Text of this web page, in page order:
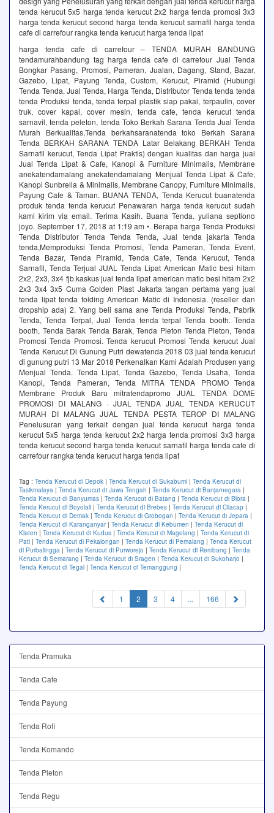
tenda kerucut 5x5 harga tenda kerucut 2x2 harga tenda promosi 3x3
harga tenda kerucut second harga tenda kerucut sarnafil harga tenda
cafe di carrefour rangka tenda kerucut harga tenda lipat
harga tenda cafe di carrefour – TENDA MURAH BANDUNG
tendamurahbandung tag harga tenda cafe di carrefour Jual Tenda
Bongkar Pasang, Promosi, Pameran, Jualan, Dagang, Stand, Bazar,
Gazebo, Lipat, Payung Tenda, Custom, Kerucut, Piramid (Hubungi
Tenda Tenda, Jual Tenda, Harga Tenda, Distributor Tenda tenda tenda
tenda Produksi tenda, tenda terpal plastik siap pakai, terpaulin, cover
truk, cover kapal, cover mesin, tenda cafe, tenda kerucut tenda
sarnavil, tenda peleton, tenda Toko Berkah Sarana Tenda Jual Tenda
Murah Berkualitas,Tenda berkahsaranatenda toko Berkah Sarana
Tenda BERKAH SARANA TENDA Latar Belakang BERKAH Tenda
Sarnafil kerucut, Tenda Lipat Praktis) dengan kualitas dan harga jual
Jual Tenda Lipat & Cafe, Kanopi & Furniture Minimalis, Membrane
anekatendamalang anekatendamalang Menjual Tenda Lipat & Cafe,
Kanopi Sunbrella & Minimalis, Membrane Canopy, Furniture Minimalis,
Payung Cafe & Taman. BUANA TENDA, Tenda Kerucut buanatenda
produk tenda tenda kerucut Penawaran harga tenda kerucut sudah
kami kirim via email. Terima Kasih. Buana Tenda. yuliana septiono
joyo. September 17, 2018 at 1:19 am •. Berapa harga Tenda Produksi
Tenda Distributor Tenda Tenda Tenda, Jual tenda jakarta Tenda
tenda,Memproduksi Tenda Promosi, Tenda Pameran, Tenda Event,
Tenda Bazar, Tenda Piramid, Tenda Cafe, Tenda Kerucut, Tenda
Sarnafil, Tenda Terjual JUAL Tenda Lipat American Matic besi hitam
2x2, 2x3, 3x4 fjb.kaskus jual tenda lipat american matic besi hitam 2x2
2x3 3x4 3x5 Cuma Golden Plast Jakarta tangan pertama yang jual
tenda lipat tenda folding American Matic di Indonesia. (reseller dan
dropship ada) 2. Yang beli sama ane Tenda Produksi Tenda, Pabrik
Tenda, Tenda Terpal, Jual Tenda tenda terpal Tenda booth. Tenda
booth, Tenda Barak Tenda Barak, Tenda Pleton Tenda Pleton, Tenda
Promosi Tenda Promosi. Tenda kerucut Promosi Tenda kerucut Jual
Tenda Kerucut Di Gunung Putri dewatenda 2018 03 jual tenda kerucut
di gunung putri 13 Mar 2018 Perkenalkan Kami Adalah Produsen yang
Menjual Tenda. Tenda Lipat, Tenda Gazebo, Tenda Usaha, Tenda
Kanopi, Tenda Pameran, Tenda MITRA TENDA PROMO Tenda
Membrane Produk Baru mitratendapromo JUAL TENDA DOME
PROMOSI DI MALANG · JUAL TENDA JUAL TENDA KERUCUT
MURAH DI MALANG JUAL TENDA PESTA TEROP DI MALANG
Penelusuran yang terkait dengan jual tenda kerucut harga tenda
kerucut 5x5 harga tenda kerucut 2x2 harga tenda promosi 3x3 harga
tenda kerucut second harga tenda kerucut sarnafil harga tenda cafe di
carrefour rangka tenda kerucut harga tenda lipat
Tag : Tenda Kerucut di Depok | Tenda Kerucut di Sukabumi | Tenda Kerucut di
Tasikmalaya | Tenda Kerucut di Jawa Tengah | Tenda Kerucut di Banjarnegara |
Tenda Kerucut di Banyumas | Tenda Kerucut di Batang | Tenda Kerucut di Blora |
Tenda Kerucut di Boyolali | Tenda Kerucut di Brebes | Tenda Kerucut di Cilacap |
Tenda Kerucut di Demak | Tenda Kerucut di Grobogan | Tenda Kerucut di Jepara |
Tenda Kerucut di Karanganyar| Tenda Kerucut di Kebumen | Tenda Kerucut di
Klaten | Tenda Kerucut di Kudus | Tenda Kerucut di Magelang | Tenda Kerucut di
Pati | Tenda Kerucut di Pekalongan | Tenda Kerucut di Pemalang | Tenda Kerucut
di Purbalingga | Tenda Kerucut di Purworejo | Tenda Kerucut di Rembang | Tenda
Kerucut di Semarang | Tenda Kerucut di Sragen | Tenda Kerucut di Sukoharjo |
Tenda Kerucut di Tegal | Tenda Kerucut di Temanggung |
1 2 (current)
3 4 ... 166
Tenda Pramuka
Tenda Cafe
Tenda Payung
Tenda Rofi
Tenda Komando
Tenda Pleton
Tenda Regu